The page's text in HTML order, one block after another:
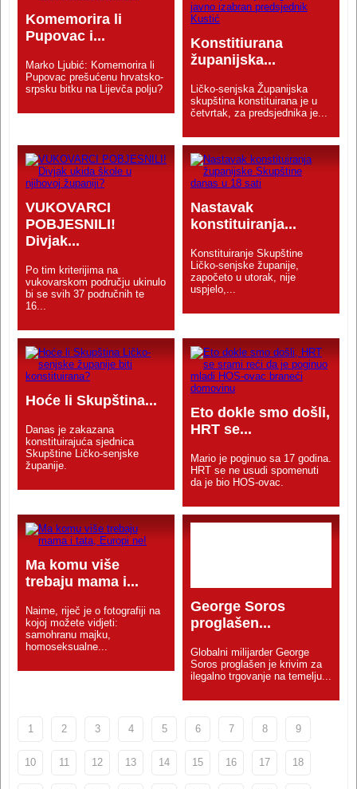
Komemorira li
Pupovac i...
Marko Ljubić: Komemorira li
Pupovac prešućenu hrvatsko-
srpsku bitku na Lijevča polju?
Konstitiurana
županijska...
Ličko-senjska Županijska
skupština konstituirana je u
četvrtak, za predsjednika je...
VUKOVARCI
POBJESNILI!
Divjak...
Po tim kriterijima na
vukovarskom području ukinulo
bi se svih 37 područnih te
16...
Nastavak
konstituiranja...
Konstituiranje Skupštine
Ličko-senjske županije,
započeto u utorak, nije
uspjelo,...
Hoće li Skupština...
Danas je zakazana
konstituirajuća sjednica
Skupštine Ličko-senjske
županije.
Eto dokle smo došli,
HRT se...
Mario je poginuo sa 17 godina.
HRT se ne usudi spomenuti
da je bio HOS-ovac.
Ma komu više
trebaju mama i...
Naime, riječ je o fotografiji na
kojoj možete vidjeti:
samohranu majku,
homoseksualne...
George Soros
proglašen...
Globalni milijarder George
Soros proglašen je krivim za
ilegalno trgovanje na temelju...
1 2 3 4 5 6 7 8 9
10 11 12 13 14 15 16 17 18